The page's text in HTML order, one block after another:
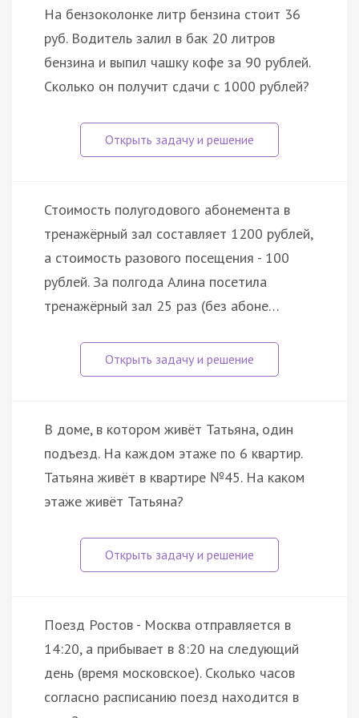
На бензоколонке литр бензина стоит 36
руб. Водитель залил в бак 20 литров
бензина и выпил чашку кофе за 90 рублей.
Сколько он получит сдачи с 1000 рублей?
Стоимость полугодового абонемента в
тренажёрный зал составляет 1200 рублей,
а стоимость разового посещения - 100
рублей. За полгода Алина посетила
тренажёрный зал 25 раз (без абоне…
В доме, в котором живёт Татьяна, один
подъезд. На каждом этаже по 6 квартир.
Татьяна живёт в квартире №45. На каком
этаже живёт Татьяна?
Поезд Ростов - Москва отправляется в
14:20, а прибывает в 8:20 на следующий
день (время московское). Сколько часов
согласно расписанию поезд находится в